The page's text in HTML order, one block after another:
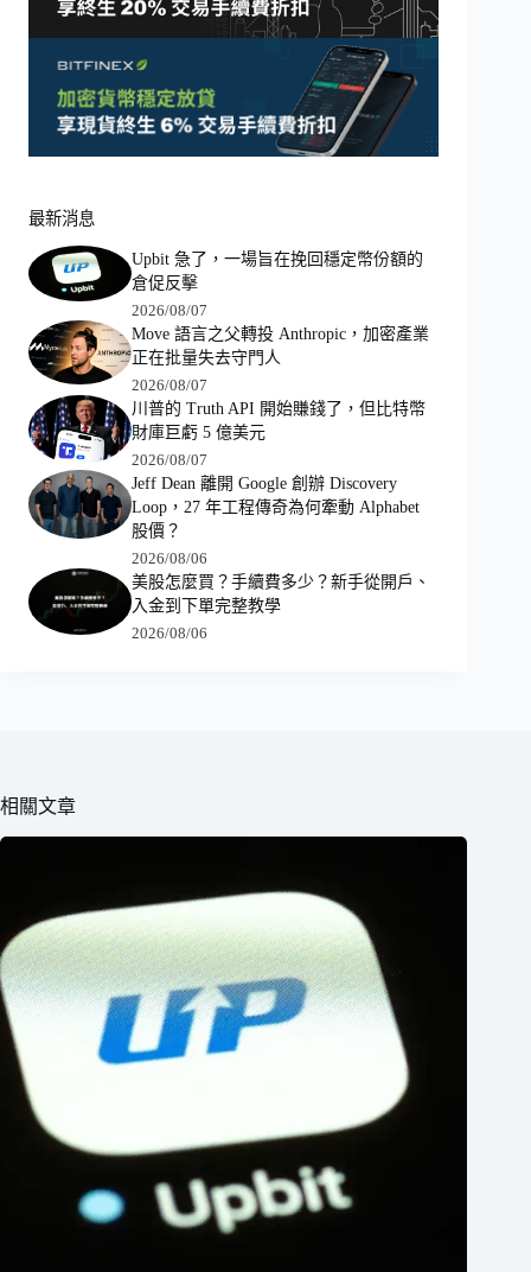
最新消息
Upbit 急了，一場旨在挽回穩定幣份額的
倉促反擊
2026/08/07
Move 語言之父轉投 Anthropic，加密產業
正在批量失去守門人
2026/08/07
川普的 Truth API 開始賺錢了，但比特幣
財庫巨虧 5 億美元
2026/08/07
Jeff Dean 離開 Google 創辦 Discovery
Loop，27 年工程傳奇為何牽動 Alphabet
股價？
2026/08/06
美股怎麼買？手續費多少？新手從開戶、
入金到下單完整教學
2026/08/06
相關文章